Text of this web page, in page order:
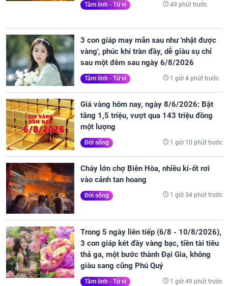
Tâm linh - Tử vi 49 phút trước
3 con giáp may mắn sau như 'nhặt được
vàng', phúc khí tràn đầy, dễ giàu sụ chỉ
sau một đêm sau ngày 6/8/2026
Tâm linh - Tử vi 1 giờ 4 phút trước
Giá vàng hôm nay, ngày 8/6/2026: Bật
tăng 1,5 triệu, vượt qua 143 triệu đồng
một lượng
Đời sống 1 giờ 10 phút trước
Cháy lớn chợ Biên Hòa, nhiều ki-ốt rơi
vào cảnh tan hoang
Đời sống 1 giờ 34 phút trước
Trong 5 ngày liên tiếp (6/8 - 10/8/2026),
3 con giáp két đầy vàng bạc, tiền tài tiêu
thả ga, một bước thành Đại Gia, không
giàu sang cũng Phú Quý
Tâm linh - Tử vi 1 giờ 49 phút trước